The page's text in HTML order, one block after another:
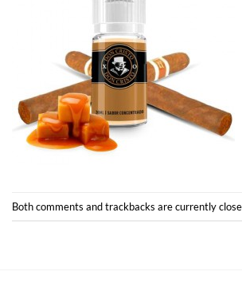
Both comments and trackbacks are currently